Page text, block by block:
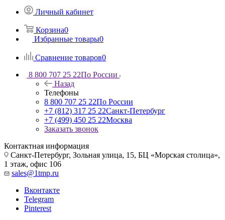
Личный кабинет
Корзина0
Избранные товары0
Сравнение товаров0
8 800 707 25 22По России
Назад
Телефоны
8 800 707 25 22По России
+7 (812) 317 25 22Санкт-Петербург
+7 (499) 450 25 22Москва
Заказать звонок
Контактная информация
Санкт-Петербург, Зольная улица, 15, БЦ «Морская столица»,
1 этаж, офис 106
sales@1tmp.ru
Вконтакте
Telegram
Pinterest